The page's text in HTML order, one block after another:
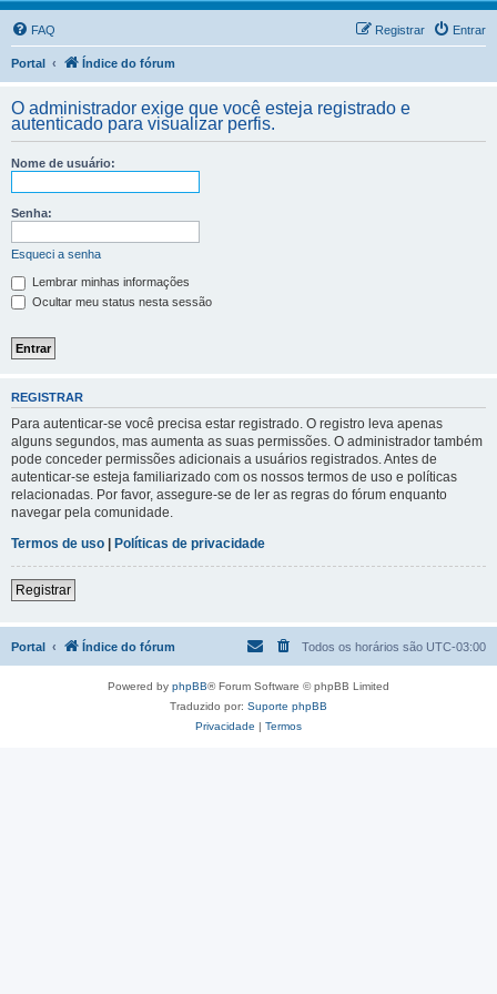
FAQ Entrar
Registrar
Portal Índice do fórum
O administrador exige que você esteja registrado e
autenticado para visualizar perfis.
Nome de usuário:
Senha:
Esqueci a senha
Lembrar minhas informações
Ocultar meu status nesta sessão
REGISTRAR
Para autenticar-se você precisa estar registrado. O registro leva apenas
alguns segundos, mas aumenta as suas permissões. O administrador também
pode conceder permissões adicionais a usuários registrados. Antes de
autenticar-se esteja familiarizado com os nossos termos de uso e políticas
relacionadas. Por favor, assegure-se de ler as regras do fórum enquanto
navegar pela comunidade.
Termos de uso | Políticas de privacidade
Registrar
Portal Índice do fórum Todos os horários são UTC-03:00
Powered by phpBB® Forum Software © phpBB Limited
Traduzido por: Suporte phpBB
Privacidade | Termos